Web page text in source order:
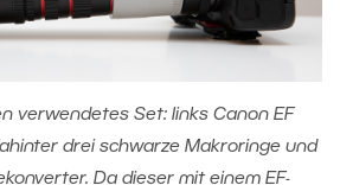
verwendetes Set: links Canon EF
drei schwarze Makroringe und
Da dieser mit einem EF-